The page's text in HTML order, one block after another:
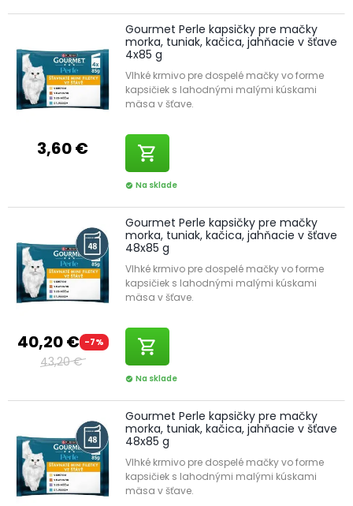
3,60 €
Gourmet Perle kapsičky pre mačky
morka, tuniak, kačica, jahňacie v šťave
4x85 g
Vlhké krmivo pre dospelé mačky vo forme
kapsičiek s lahodnými malými kúskami
mäsa v šťave.
shopping_cart
check_circle Na sklade
40,20 € -7%
43,20 €
Gourmet Perle kapsičky pre mačky
morka, tuniak, kačica, jahňacie v šťave
48x85 g
Vlhké krmivo pre dospelé mačky vo forme
kapsičiek s lahodnými malými kúskami
mäsa v šťave.
shopping_cart
check_circle Na sklade
Gourmet Perle kapsičky pre mačky
morka, tuniak, kačica, jahňacie v šťave
48x85 g
Vlhké krmivo pre dospelé mačky vo forme
kapsičiek s lahodnými malými kúskami
mäsa v šťave.